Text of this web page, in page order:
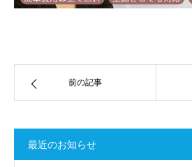
前の記事
最近のお知らせ